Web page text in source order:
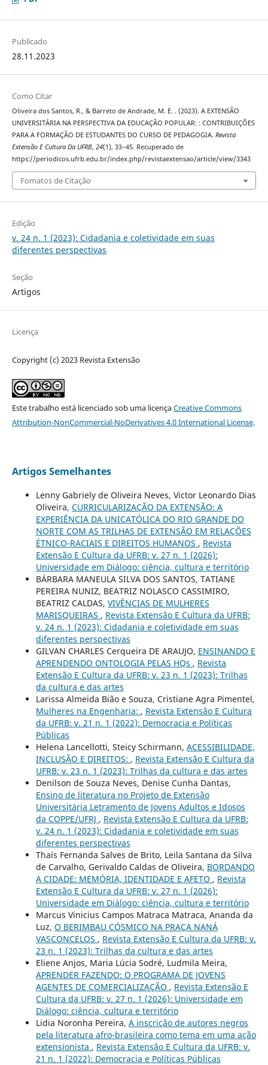
Publicado
28.11.2023
Como Citar
Oliveira dos Santos, R., & Barreto de Andrade, M. E. . (2023). A EXTENSÃO
UNIVERSITÁRIA NA PERSPECTIVA DA EDUCAÇÃO POPULAR: : CONTRIBUIÇÕES
PARA A FORMAÇÃO DE ESTUDANTES DO CURSO DE PEDAGOGIA. Revista
Extensão E Cultura Da UFRB, 24(1), 33–45. Recuperado de
https://periodicos.ufrb.edu.br/index.php/revistaextensao/article/view/3343
Fomatos de Citação
Edição
v. 24 n. 1 (2023): Cidadania e coletividade em suas
diferentes perspectivas
Seção
Artigos
Licença
Copyright (c) 2023 Revista Extensão
Este trabalho está licenciado sob uma licençaCreative Commons
Attribution-NonCommercial-NoDerivatives 4.0 International License.
Artigos Semelhantes
Lenny Gabriely de Oliveira Neves, Victor Leonardo Dias
Oliveira, CURRICULARIZAÇÃO DA EXTENSÃO: A
EXPERIÊNCIA DA UNICATÓLICA DO RIO GRANDE DO
NORTE COM AS TRILHAS DE EXTENSÃO EM RELAÇÕES
ÉTNICO-RACIAIS E DIREITOS HUMANOS , Revista
Extensão E Cultura da UFRB: v. 27 n. 1 (2026):
Universidade em Diálogo: ciência, cultura e território
BÁRBARA MANEULA SILVA DOS SANTOS, TATIANE
PEREIRA NUNIZ, BEATRIZ NOLASCO CASSIMIRO,
BEATRIZ CALDAS, VIVÊNCIAS DE MULHERES
MARISQUEIRAS , Revista Extensão E Cultura da UFRB:
v. 24 n. 1 (2023): Cidadania e coletividade em suas
diferentes perspectivas
GILVAN CHARLES Cerqueira DE ARAUJO, ENSINANDO E
APRENDENDO ONTOLOGIA PELAS HQs , Revista
Extensão E Cultura da UFRB: v. 23 n. 1 (2023): Trilhas
da cultura e das artes
Larissa Almeida Bião e Souza, Cristiane Agra Pimentel,
Mulheres na Engenharia: , Revista Extensão E Cultura
da UFRB: v. 21 n. 1 (2022): Democracia e Políticas
Públicas
Helena Lancellotti, Steicy Schirmann, ACESSIBILIDADE,
INCLUSÃO E DIREITOS: , Revista Extensão E Cultura da
UFRB: v. 23 n. 1 (2023): Trilhas da cultura e das artes
Denilson de Souza Neves, Denise Cunha Dantas,
Ensino de literatura no Projeto de Extensão
Universitária Letramento de Jovens Adultos e Idosos
da COPPE/UFRJ , Revista Extensão E Cultura da UFRB:
v. 24 n. 1 (2023): Cidadania e coletividade em suas
diferentes perspectivas
Thaís Fernanda Salves de Brito, Leila Santana da Silva
de Carvalho, Gerivaldo Caldas de Oliveira, BORDANDO
A CIDADE: MEMÓRIA, IDENTIDADE E AFETO , Revista
Extensão E Cultura da UFRB: v. 27 n. 1 (2026):
Universidade em Diálogo: ciência, cultura e território
Marcus Vinicius Campos Matraca Matraca, Ananda da
Luz, O BERIMBAU CÓSMICO NA PRAÇA NANÁ
VASCONCELOS , Revista Extensão E Cultura da UFRB: v.
23 n. 1 (2023): Trilhas da cultura e das artes
Eliene Anjos, Maria Lúcia Sodré, Ludmila Meira,
APRENDER FAZENDO: O PROGRAMA DE JOVENS
AGENTES DE COMERCIALIZAÇÃO , Revista Extensão E
Cultura da UFRB: v. 27 n. 1 (2026): Universidade em
Diálogo: ciência, cultura e território
Lidia Noronha Pereira, A inscrição de autores negros
pela literatura afro-brasileira como tema em uma ação
extensionista , Revista Extensão E Cultura da UFRB: v.
21 n. 1 (2022): Democracia e Políticas Públicas